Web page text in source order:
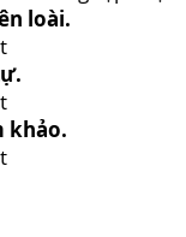
loài.
khảo.